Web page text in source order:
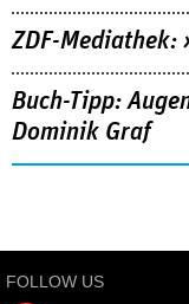
ZDF-Mediathek:
Buch-Tipp:
Dominik Graf
FOLLOW US